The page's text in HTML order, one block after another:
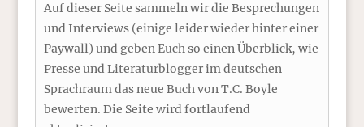
Auf dieser Seite sammeln wir die Besprechungen
und Interviews (einige leider wieder hinter einer
Paywall) und geben Euch so einen Überblick, wie
Presse und Literaturblogger im deutschen
Sprachraum das neue Buch von T.C. Boyle
bewerten. Die Seite wird fortlaufend